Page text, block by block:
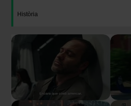
Història
Imatge